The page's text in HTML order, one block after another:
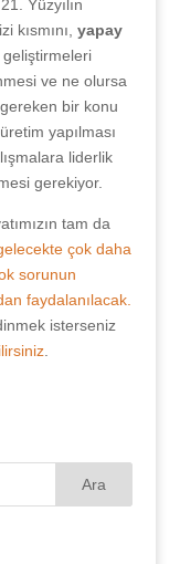
Yüzyılın
kısmını, yapay
geliştirmeleri
ve ne olursa
bir konu
yapılması
liderlik
gerekiyor.
tam da
çok daha
sorunun
faydalanılacak.
isterseniz
.